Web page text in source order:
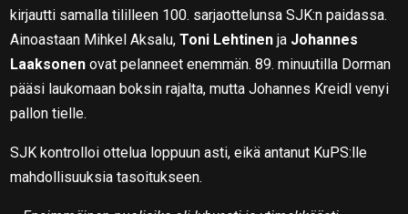
kirjautti samalla tililleen 100. sarjaottelunsa SJK:n paidassa.
Ainoastaan Mihkel Aksalu,Toni Lehtinen ja Johannes
Laaksonen ovat pelanneet enemmän. 89. minuutilla Dorman
pääsi laukomaan boksin rajalta, mutta Johannes Kreidl venyi
pallon tielle.
SJK kontrolloi ottelua loppuun asti, eikä antanut KuPS:lle
mahdollisuuksia tasoitukseen.